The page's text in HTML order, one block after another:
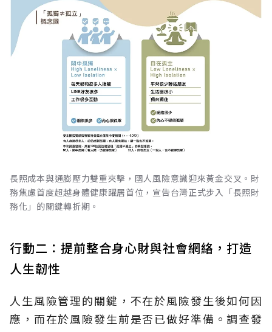
長照成本與通膨壓力雙重夾擊，國人風險意識迎來黃金交叉。財
務焦慮首度超越身體健康躍居首位，宣告台灣正式步入「長照財
務化」的關鍵轉折期。
行動二：提前整合身心財與社會網絡，打造
人生韌性
人生風險管理的關鍵，不在於風險發生後如何因
應，而在於風險發生前是否已做好準備。調查發